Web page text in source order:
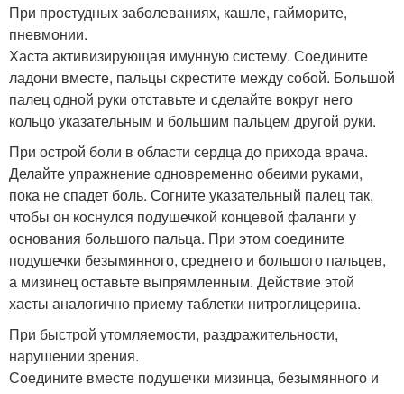
При простудных заболеваниях, кашле, гайморите,
пневмонии.
Хаста активизирующая имунную систему. Соедините
ладони вместе, пальцы скрестите между собой. Большой
палец одной руки отставьте и сделайте вокруг него
кольцо указательным и большим пальцем другой руки.
При острой боли в области сердца до прихода врача.
Делайте упражнение одновременно обеими руками,
пока не спадет боль. Согните указательный палец так,
чтобы он коснулся подушечкой концевой фаланги у
основания большого пальца. При этом соедините
подушечки безымянного, среднего и большого пальцев,
а мизинец оставьте выпрямленным. Действие этой
хасты аналогично приему таблетки нитроглицерина.
При быстрой утомляемости, раздражительности,
нарушении зрения.
Соедините вместе подушечки мизинца, безымянного и